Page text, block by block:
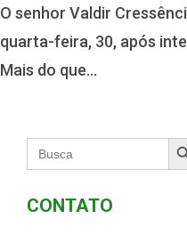
O senhor Valdir
quarta-feira, 30, após
Mais do que...
Search
for:
Search
CONTATO